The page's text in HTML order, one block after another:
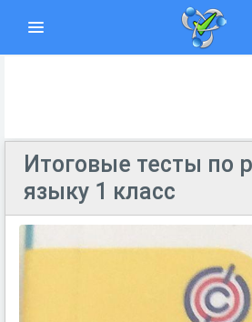
Итоговые тесты по
языку 1 класс